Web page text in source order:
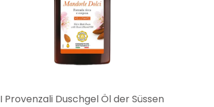
I Provenzali Duschgel Öl der Süssen